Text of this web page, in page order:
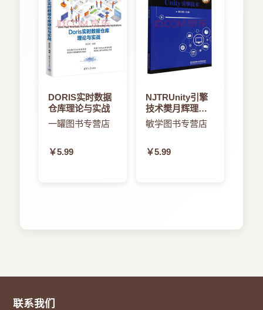
DORIS实时数据
仓库理论与实战
一罐图书专营店
￥5.99
NJTRUnity引擎
技术樊月辉理工
有限责任公司
敏学图书专营店
￥5.99
联系我们